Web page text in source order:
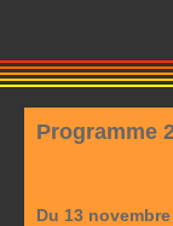
Programme
Du 13